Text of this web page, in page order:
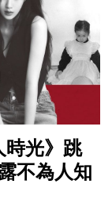
時光》跳
不為人知